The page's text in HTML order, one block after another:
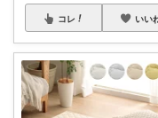
コレ いい